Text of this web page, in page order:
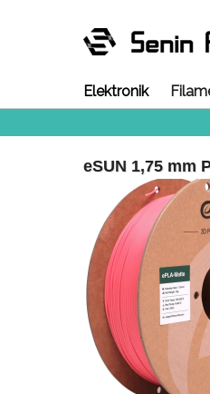
Elektronik
eSUN 1,75 mm